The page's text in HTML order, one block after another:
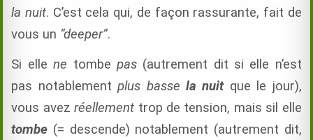
la nuit. C’est cela qui, de façon rassurante, fait de
vous un “deeper”.
Si ellene tombe pas(autrement dit si elle n’est
pas notablement plus bassela nuitque le jour),
vous avezréellement trop de tension, mais sil elle
tombe (= descende) notablement (autrement dit,